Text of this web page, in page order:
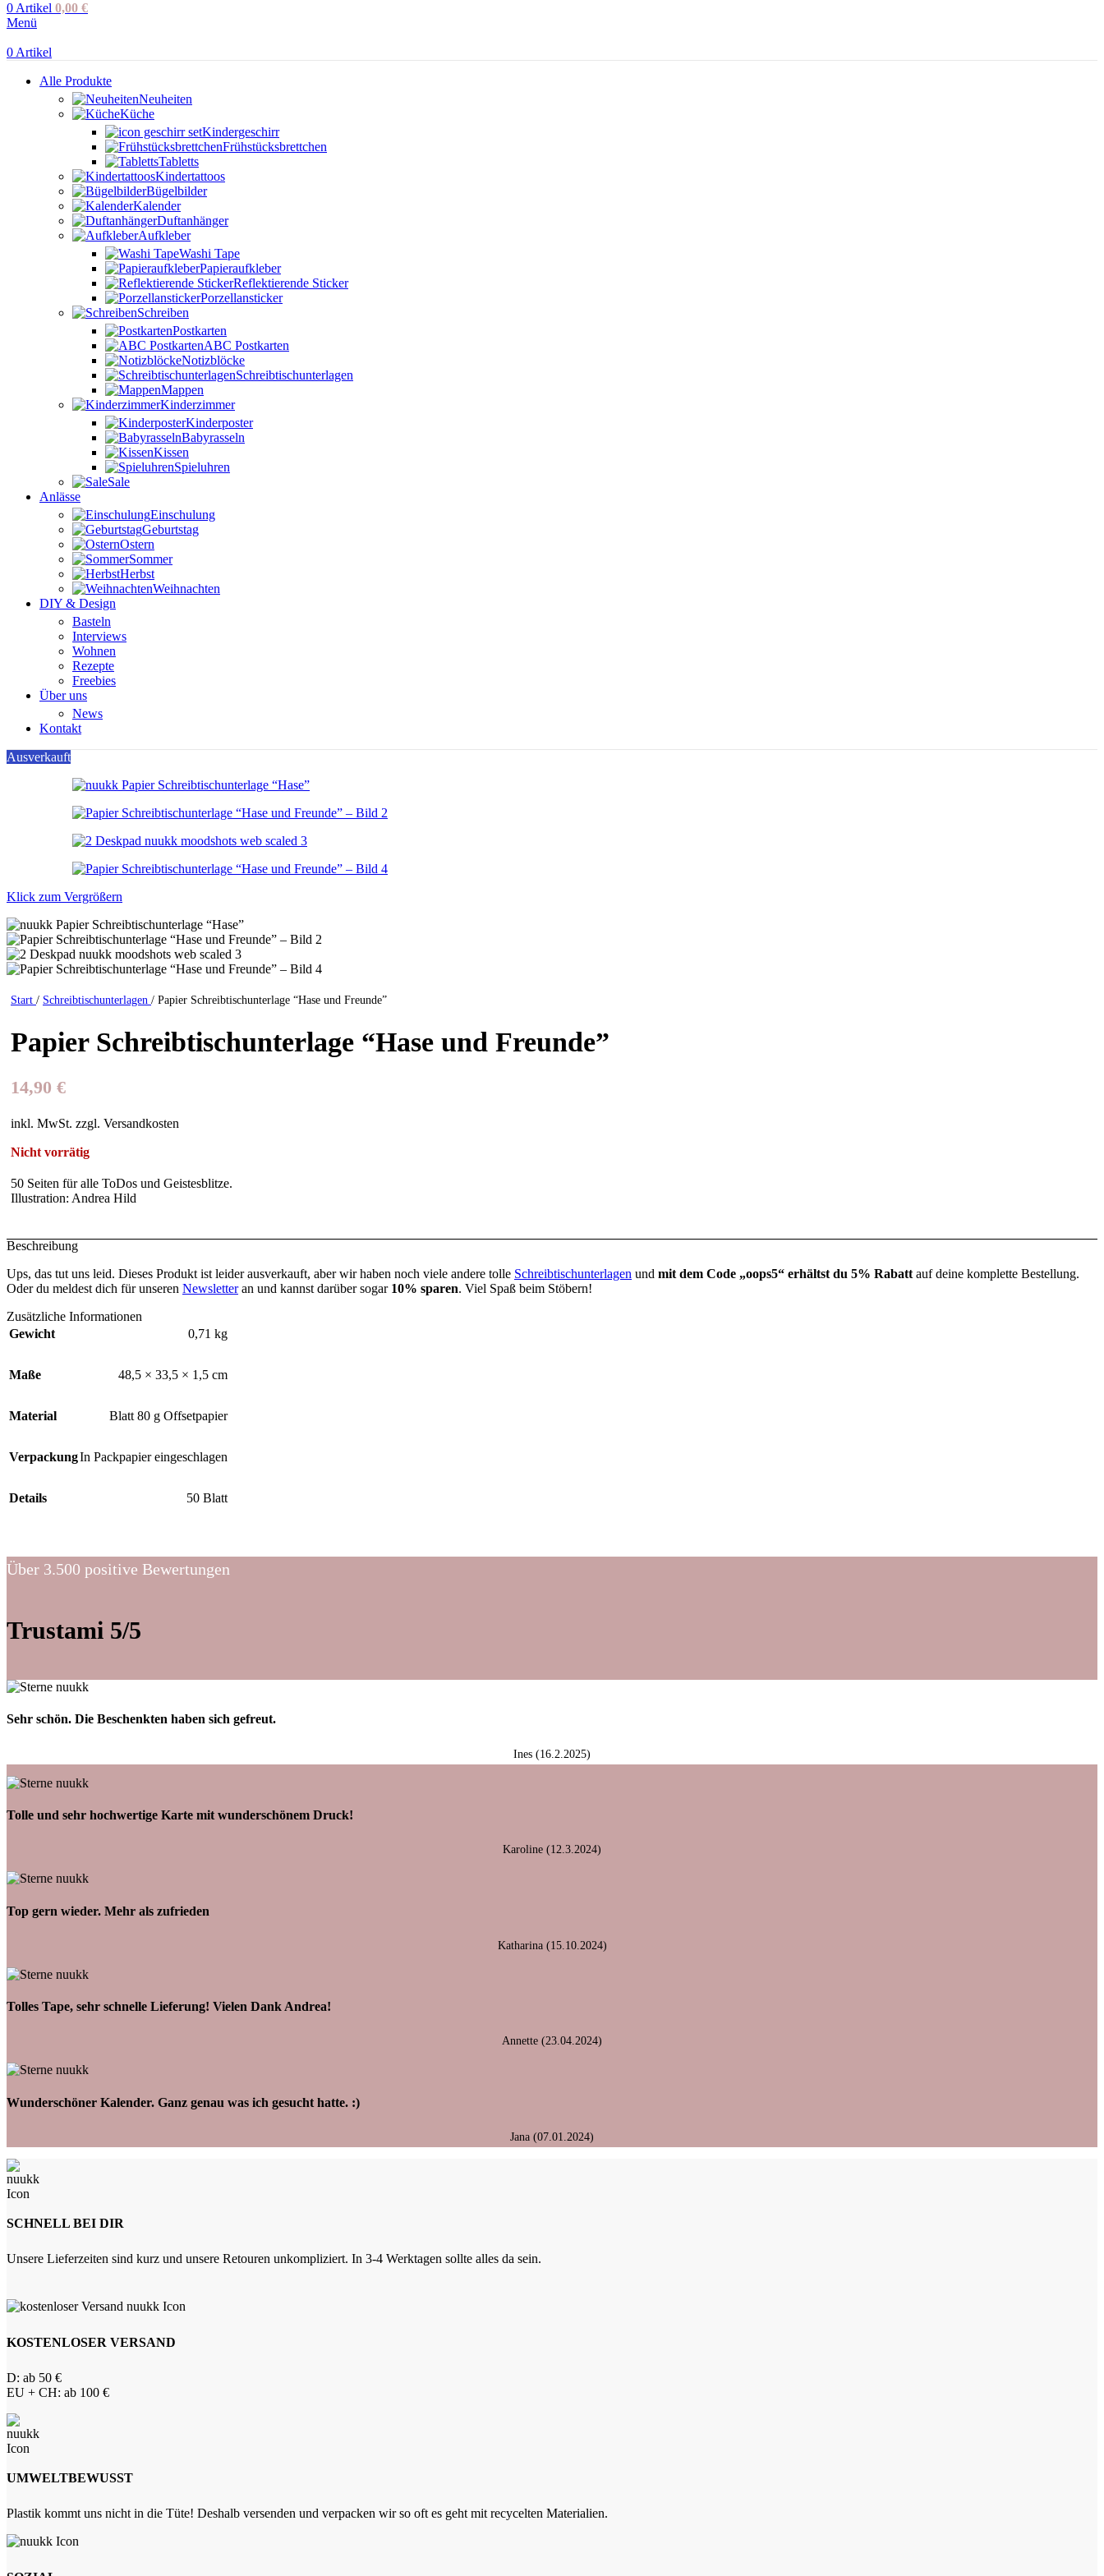
0 Artikel 0,00 €
Menü
0 Artikel
Alle Produkte
Neuheiten
Küche
Kindergeschirr
Frühstücksbrettchen
Tabletts
Kindertattoos
Bügelbilder
Kalender
Duftanhänger
Aufkleber
Washi Tape
Papieraufkleber
Reflektierende Sticker
Porzellansticker
Schreiben
Postkarten
ABC Postkarten
Notizblöcke
Schreibtischunterlagen
Mappen
Kinderzimmer
Kinderposter
Babyrasseln
Kissen
Spieluhren
Sale
Anlässe
Einschulung
Geburtstag
Ostern
Sommer
Herbst
Weihnachten
DIY & Design
Basteln
Interviews
Wohnen
Rezepte
Freebies
Über uns
News
Kontakt
Ausverkauft
Klick zum Vergrößern
Start / Schreibtischunterlagen / Papier Schreibtischunterlage “Hase und Freunde”
Papier Schreibtischunterlage “Hase und Freunde”
14,90 €
inkl. MwSt. zzgl. Versandkosten
Nicht vorrätig
50 Seiten für alle ToDos und Geistesblitze.
Illustration: Andrea Hild
Beschreibung
Ups, das tut uns leid. Dieses Produkt ist leider ausverkauft, aber wir haben noch viele andere tolle Schreibtischunterlagen und mit dem Code „oops5“ erhältst du 5% Rabattauf deine komplette Bestellung.
Oder du meldest dich für unseren Newsletteran und kannst darüber sogar 10% sparen. Viel Spaß beim Stöbern!
Zusätzliche Informationen
Gewicht
0,71 kg
Maße 48,5 × 33,5 × 1,5 cm
Material Blatt 80 g Offsetpapier
VerpackungIn Packpapier eingeschlagen
Details 50 Blatt
Über 3.500 positive Bewertungen
Trustami 5/5
Sehr schön. Die Beschenkten haben sich gefreut.
Ines (16.2.2025)
Tolle und sehr hochwertige Karte mit wunderschönem Druck!
Karoline (12.3.2024)
Top gern wieder. Mehr als zufrieden
Katharina (15.10.2024)
Tolles Tape, sehr schnelle Lieferung! Vielen Dank Andrea!
Annette (23.04.2024)
Wunderschöner Kalender. Ganz genau was ich gesucht hatte. :)
Jana (07.01.2024)
SCHNELL BEI DIR
Unsere Lieferzeiten sind kurz und unsere Retouren unkompliziert. In 3-4 Werktagen sollte alles da sein.
KOSTENLOSER VERSAND
D: ab 50 €
EU + CH: ab 100 €
UMWELTBEWUSST
Plastik kommt uns nicht in die Tüte! Deshalb versenden und verpacken wir so oft es geht mit recycelten Materialien.